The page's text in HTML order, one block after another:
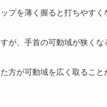
プを薄く握ると打ちやすく
が、手首の可動域が狭く
方が可動域を広く取るこ